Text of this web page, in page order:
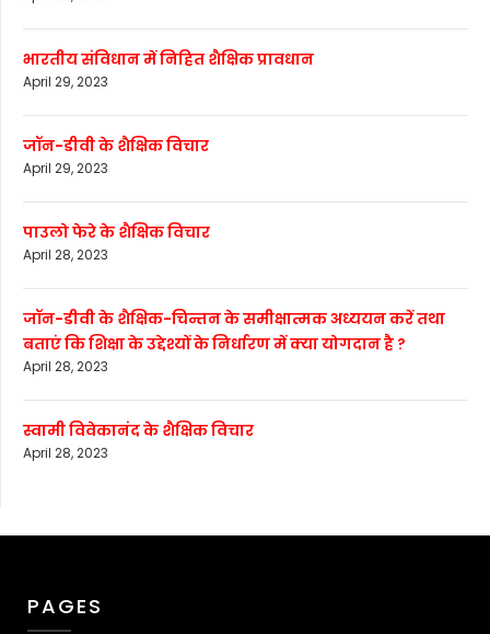
भारतीय संविधान में निहित शैक्षिक प्रावधान
April 29, 2023
जॉन-डीवी के शैक्षिक विचार
April 29, 2023
पाउलो फेरे के शैक्षिक विचार
April 28, 2023
जॉन-डीवी के शैक्षिक-चिन्तन के समीक्षात्मक अध्ययन करें तथा
बताएं कि शिक्षा के उद्देश्यों के निर्धारण में क्या योगदान है ?
April 28, 2023
स्वामी विवेकानंद के शैक्षिक विचार
April 28, 2023
PAGES